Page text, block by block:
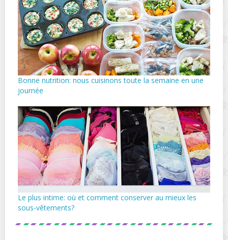
Bonne nutrition: nous cuisinons toute la semaine en une
journée
Le plus intime: où et comment conserver au mieux les
sous-vêtements?